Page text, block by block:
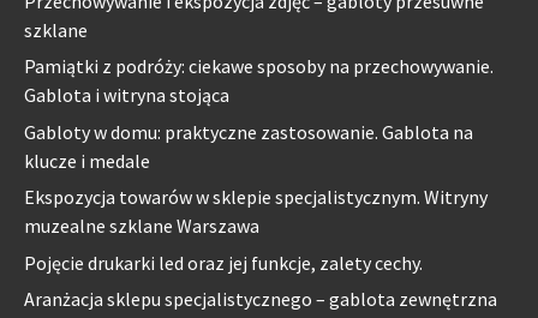
szklane
Pamiątki z podróży: ciekawe sposoby na przechowywanie.
Gablota i witryna stojąca
Gabloty w domu: praktyczne zastosowanie. Gablota na
klucze i medale
Ekspozycja towarów w sklepie specjalistycznym. Witryny
muzealne szklane Warszawa
Pojęcie drukarki led oraz jej funkcje, zalety cechy.
Aranżacja sklepu specjalistycznego – gablota zewnętrzna